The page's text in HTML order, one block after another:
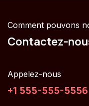
Comment pouvons
Contactez-
Appelez-nous
+1 555-555-5556